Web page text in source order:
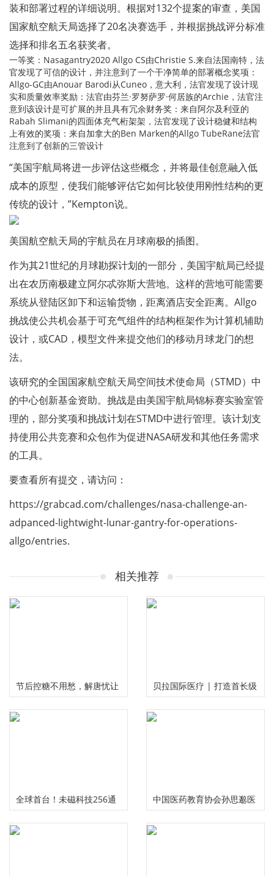
装和部署过程的详细说明。根据对132个提案的审查，美国
国家航空航天局选择了20名决赛选手，并根据挑战评分标准
选择和排名五名获奖者。
一等奖：Nasagantry2020 Allgo CS由Christie S.来自法国南特，法
官发现了可信的设计，并注意到了一个干净简单的部署概念奖项：
Allgo-GC由Anouar Barodi从Cuneo，意大利，法官发现了设计现
实和质量效率奖励：法官由芬兰·罗努萨罗·何居族的Archie，法官注
意到该设计是可扩展的并且具有冗余财务奖：来自阿尔及利亚的
Rabah Slimani的四面体充气桁架架，法官发现了设计稳健和结构
上有效的奖项：来自加拿大的Ben Marken的Allgo TubeRane法官
注意到了创新的三管设计
“美国宇航局将进一步评估这些概念，并将最佳创意融入低
成本的原型，使我们能够评估它如何比较使用刚性结构的更
传统的设计，”Kempton说。
美国航空航天局的宇航员在月球南极的插图。
作为其21世纪的月球勘探计划的一部分，美国宇航局已经提
出在农历南极建立阿尔忒弥斯大营地。这样的营地可能需要
系统从登陆区卸下和运输货物，距离酒店安全距离。Allgo
挑战使公共机会基于可充气组件的结构框架作为计算机辅助
设计，或CAD，模型文件来提交他们的移动月球龙门的想
法。
该研究的全国国家航空航天局空间技术使命局（STMD）中
的中心创新基金资助。挑战是由美国宇航局锦标赛实验室管
理的，部分奖项和挑战计划在STMD中进行管理。该计划支
持使用公共竞赛和众包作为促进NASA研发和其他任务需求
的工具。
要查看所有提交，请访问：
https://grabcad.com/challenges/nasa-challenge-an-
adpanced-lightwight-lunar-gantry-for-operations-
allgo/entries.
相关推荐
节后控糖不用愁，解唐忧让
您畅享健康美味无负担
贝拉国际医疗 | 打造首长级
精准服务 护航国民健康福祉
全球首台！未磁科技256通
道无液氦脑磁图仪及芯片化
中国医药教育协会孙思邈医
德传承工作委员会大型义诊